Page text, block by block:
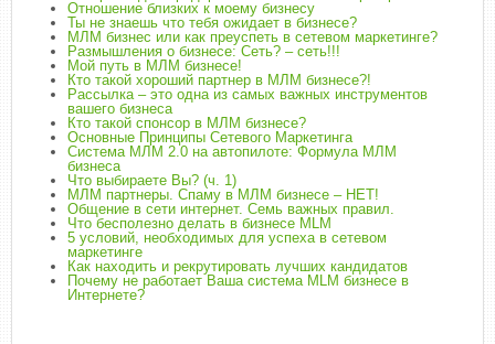
Отношение близких к моему бизнесу
Ты не знаешь что тебя ожидает в бизнесе?
МЛМ бизнес или как преуспеть в сетевом маркетинге?
Размышления о бизнесе: Сеть? – сеть!!!
Мой путь в МЛМ бизнесе!
Кто такой хороший партнер в МЛМ бизнесе?!
Рассылка – это одна из самых важных инструментов
вашего бизнеса
Кто такой спонсор в МЛМ бизнесе?
Основные Принципы Сетевого Маркетинга
Система МЛМ 2.0 на автопилоте: Формула МЛМ
бизнеса
Что выбираете Вы? (ч. 1)
МЛМ партнеры. Спаму в МЛМ бизнесе – НЕТ!
Общение в сети интернет. Семь важных правил.
Что бесполезно делать в бизнесе MLM
5 условий, необходимых для успеха в сетевом
маркетинге
Как находить и рекрутировать лучших кандидатов
Почему не работает Ваша система MLM бизнесе в
Интернете?